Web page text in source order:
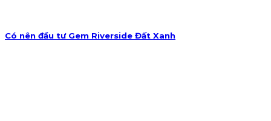
Có nên đầu tư Gem Riverside Đất Xanh